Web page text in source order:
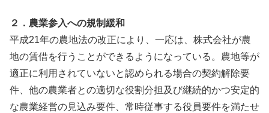
２．農業参入への規制緩和
平成21年の農地法の改正により、一応は、株式会社が農
地の賃借を行うことができるようになっている。農地等が
適正に利用されていないと認められる場合の契約解除要
件、他の農業者との適切な役割分担及び継続的かつ安定的
な農業経営の見込み要件、常時従事する役員要件を満たせ